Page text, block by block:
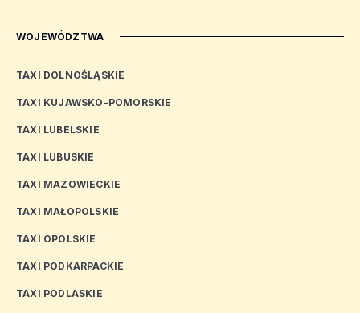
WOJEWÓDZTWA
TAXI DOLNOŚLĄSKIE
TAXI KUJAWSKO-POMORSKIE
TAXI LUBELSKIE
TAXI LUBUSKIE
TAXI MAZOWIECKIE
TAXI MAŁOPOLSKIE
TAXI OPOLSKIE
TAXI PODKARPACKIE
TAXI PODLASKIE